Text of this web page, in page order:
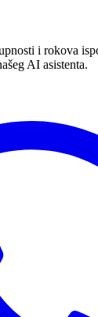
i rokova
AI asistenta.